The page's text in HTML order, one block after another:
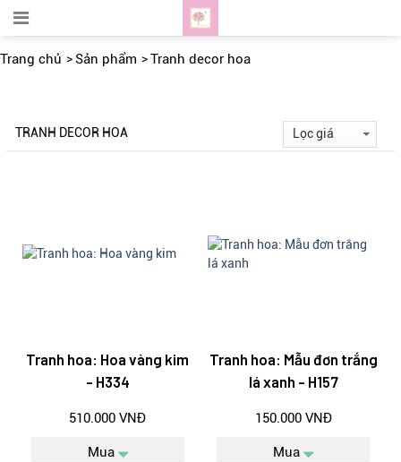
Trang chủ Sản phẩm Tranh decor hoa
TRANH DECOR HOA
Tranh hoa: Hoa vàng kim
- H334
510.000 VNĐ
Mua
Tranh hoa: Mẫu đơn trắng
lá xanh - H157
150.000 VNĐ
Mua